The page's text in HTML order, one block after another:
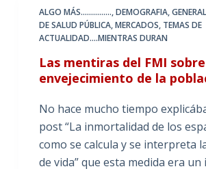
ALGO MÁS...............,DEMOGRAFIA,GENERAL
DE SALUD PÚBLICA,MERCADOS, TEMAS DE
ACTUALIDAD....MIENTRAS DURAN
Las mentiras del FMI
envejecimiento de la
No hace mucho tiempo
post “La inmortalidad de los
como se calcula y se interpreta
de vida” que esta medida era un